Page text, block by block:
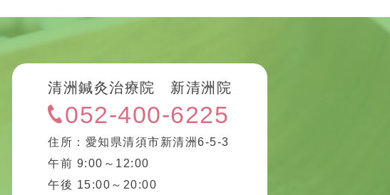
清洲鍼灸治療院 新清洲院
052-400-6225
住所：愛知県清須市新清洲6-5-3
午前 9:00～12:00
午後 15:00～20:00